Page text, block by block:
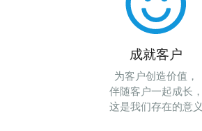
成就客户
为客户创造价值，
伴随客户一起成长，
这是我们存在的意义